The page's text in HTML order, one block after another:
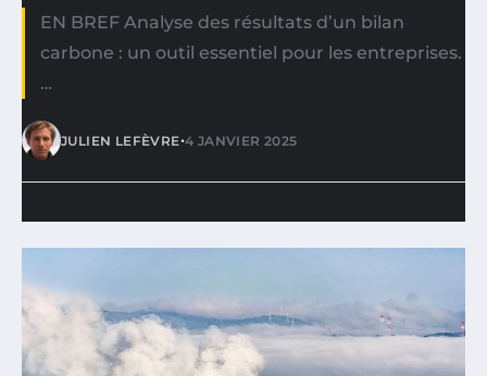
EN BREF Analyse des résultats d’un bilan
carbone : un outil essentiel pour les entreprises.
…
JULIEN LEFÈVRE•4 JANVIER 2025